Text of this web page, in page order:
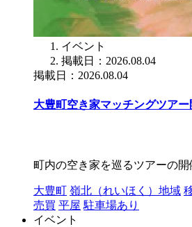
イベント
掲載日：2026.08.04
掲載日：2026.08.04
大豊町空き家マッチングツアー
町内の空き家を巡るツアーの開
大豊町 嶺北（れいほく）地域
売買 平屋 駐車場あり
イベント